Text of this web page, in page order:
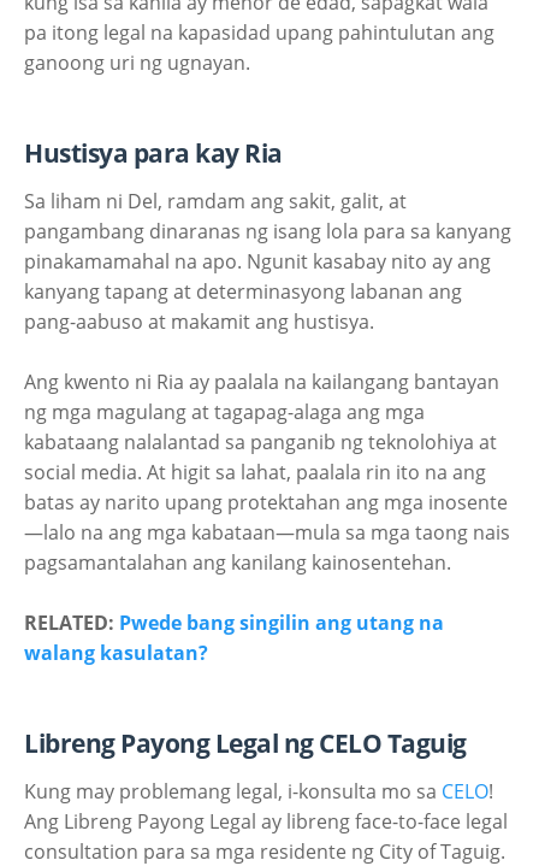
pa itong legal na kapasidad upang pahintulutan ang
ganoong uri ng ugnayan.
Hustisya para kay Ria
Sa liham ni Del, ramdam ang sakit, galit, at
pangambang dinaranas ng isang lola para sa kanyang
pinakamamahal na apo. Ngunit kasabay nito ay ang
kanyang tapang at determinasyong labanan ang
pang-aabuso at makamit ang hustisya.
Ang kwento ni Ria ay paalala na kailangang bantayan
ng mga magulang at tagapag-alaga ang mga
kabataang nalalantad sa panganib ng teknolohiya at
social media. At higit sa lahat, paalala rin ito na ang
batas ay narito upang protektahan ang mga inosente
—lalo na ang mga kabataan—mula sa mga taong nais
pagsamantalahan ang kanilang kainosentehan.
RELATED: Pwede bang singilin ang utang na
walang kasulatan?
Libreng Payong Legal ng CELO Taguig
Kung may problemang legal, i-konsulta mo sa CELO!
Ang Libreng Payong Legal ay libreng face-to-face legal
consultation para sa mga residente ng City of Taguig.